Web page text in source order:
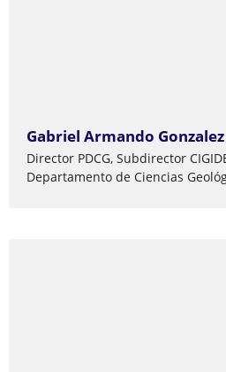
Gabriel Armando
Director PDCG, Subdirector
Departamento de Ciencias